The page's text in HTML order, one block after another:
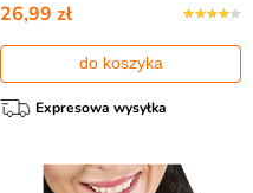
26,99 zł
do koszyka
Expresowa wysyłka